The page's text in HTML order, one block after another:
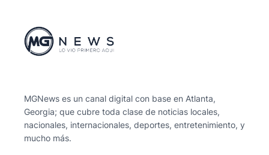
MGNews es un canal digital con base en Atlanta,
Georgia; que cubre toda clase de noticias locales,
nacionales, internacionales, deportes, entretenimiento, y
mucho más.